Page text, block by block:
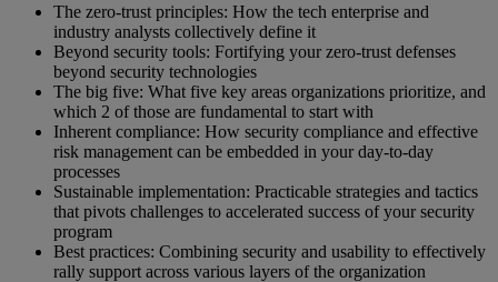
The zero-trust principles: How the tech enterprise and
industry analysts collectively define it
Beyond security tools: Fortifying your zero-trust defenses
beyond security technologies
The big five: What five key areas organizations prioritize, and
which 2 of those are fundamental to start with
Inherent compliance: How security compliance and effective
risk management can be embedded in your day-to-day
processes
Sustainable implementation: Practicable strategies and tactics
that pivots challenges to accelerated success of your security
program
Best practices: Combining security and usability to effectively
rally support across various layers of the organization